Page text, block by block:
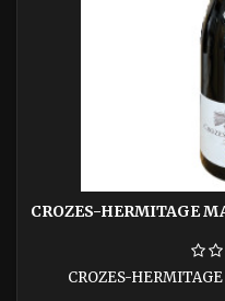
CROZES-HERMITAGE
CROZES-